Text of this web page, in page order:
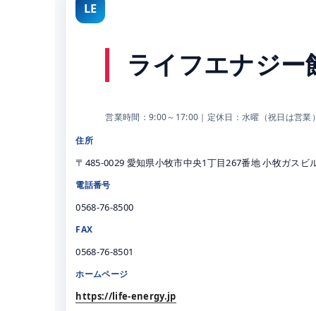
LE
ライフエナジー
営業時間：9:00～17:00｜定休日：水曜（祝日は営業
住所
〒485-0029 愛知県小牧市中央1丁目267番地 小牧ガスビ
電話番号
0568-76-8500
FAX
0568-76-8501
ホームページ
https://life-energy.jp